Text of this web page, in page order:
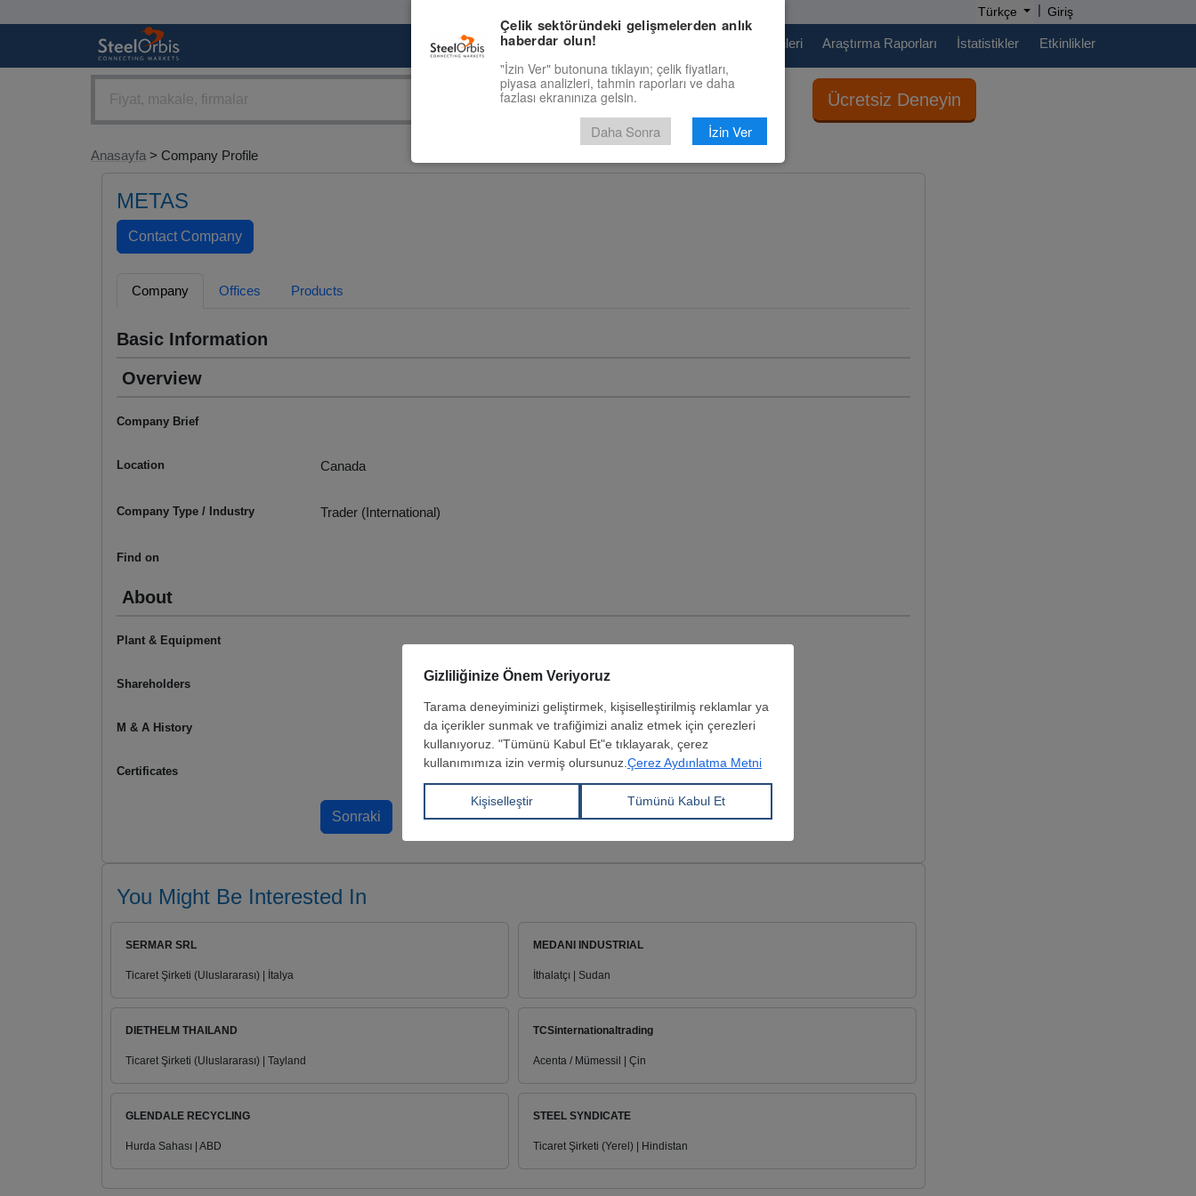
Türkçe | Giriş
Pazaryeri Fiyat Tahminleri Araştırma Raporları İstatistikler Etkinlikler
Ücretsiz Deneyin
Anasayfa > Company Profile
METAS
Company Offices Products
Basic Information
Overview
Company Brief
Location Canada
Company Type / Industry Trader (International)
Find on
About
Plant & Equipment
Shareholders
M & A History
Certificates
You Might Be Interested In
SERMAR SRL
Ticaret Şirketi (Uluslararası) | İtalya
MEDANI INDUSTRIAL
İthalatçı | Sudan
DIETHELM THAILAND
Ticaret Şirketi (Uluslararası) | Tayland
TCSinternationaltrading
Acenta / Mümessil | Çin
GLENDALE RECYCLING
Hurda Sahası | ABD
STEEL SYNDICATE
Ticaret Şirketi (Yerel) | Hindistan
Çelik sektöründeki gelişmelerden anlık
haberdar olun!
"İzin Ver" butonuna tıklayın; çelik fiyatları,
piyasa analizleri, tahmin raporları ve daha
fazlası ekranınıza gelsin.
Daha Sonra İzin Ver